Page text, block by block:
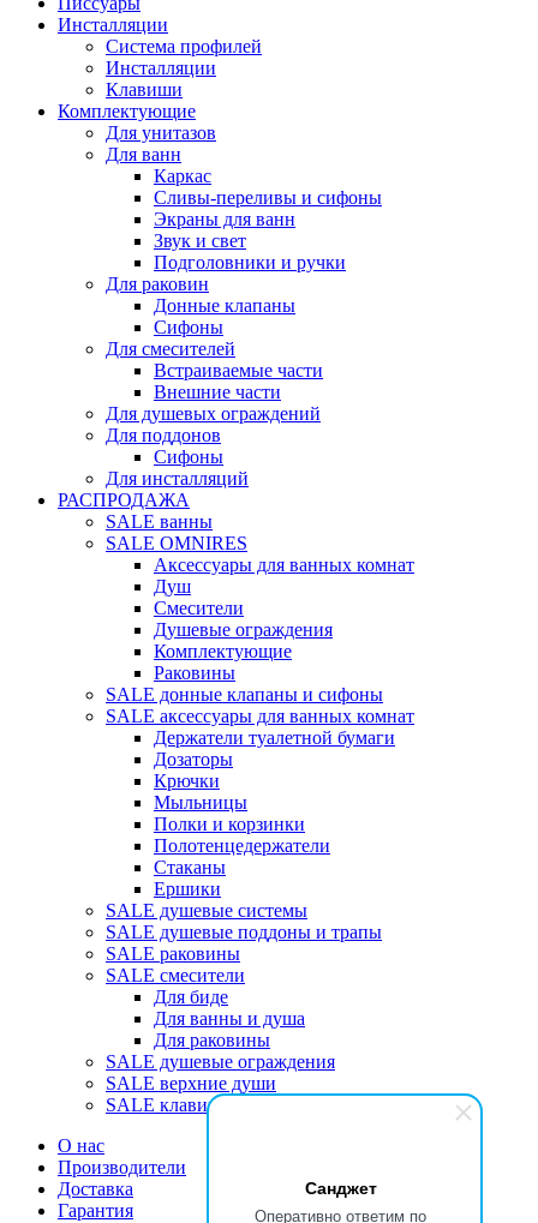
Санджет
Оперативно ответим по
Инсталляции
Система профилей
Инсталляции
Клавиши
Комплектующие
Для унитазов
Для ванн
Каркас
Сливы-переливы и сифоны
Экраны для ванн
Звук и свет
Подголовники и ручки
Для раковин
Донные клапаны
Сифоны
Для смесителей
Встраиваемые части
Внешние части
Для душевых ограждений
Для поддонов
Сифоны
Для инсталляций
РАСПРОДАЖА
SALE ванны
SALE OMNIRES
Аксессуары для ванных комнат
Душ
Смесители
Душевые ограждения
Комплектующие
Раковины
SALE донные клапаны и сифоны
SALE аксессуары для ванных комнат
Держатели туалетной бумаги
Дозаторы
Крючки
Мыльницы
Полки и корзинки
Полотенцедержатели
Стаканы
Ершики
SALE душевые системы
SALE душевые поддоны и трапы
SALE раковины
SALE смесители
Для биде
Для ванны и душа
Для раковины
SALE душевые ограждения
SALE верхние души
SALE клавиши
О нас
Производители
Доставка
Гарантия